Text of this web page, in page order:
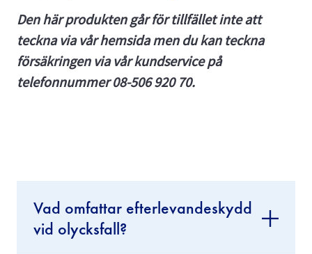
Den här produkten går för tillfället inte att
teckna via vår hemsida men du kan teckna
försäkringen via vår kundservice på
telefonnummer 08-506 920 70.
Vad omfattar efterlevandeskydd
vid olycksfall?